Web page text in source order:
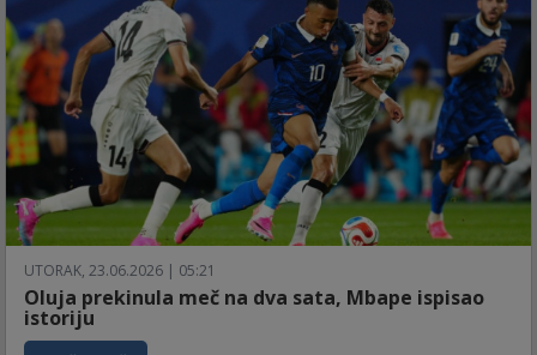
UTORAK, 23.06.2026 | 05:21
Oluja prekinula meč na dva sata, Mbape ispisao
istoriju